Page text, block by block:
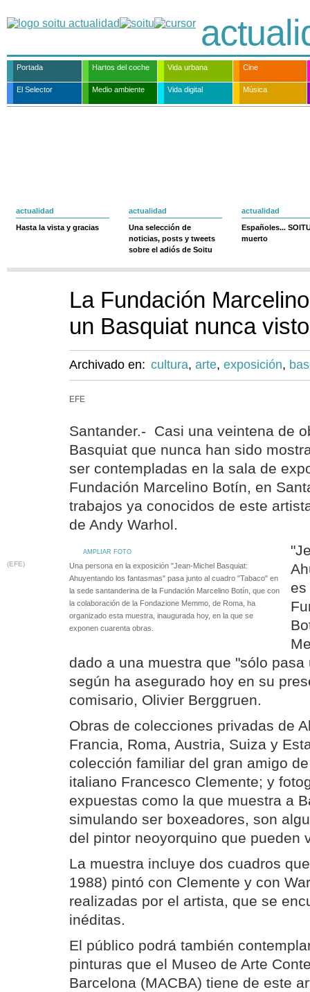
Portada Hartos del coche Vida urbana Cine
El Selector Medio ambiente Vida digital Música
actualidad
Hasta la vista y gracias
actualidad
Una selección de
noticias, posts y tweets
sobre el adiós de Soitu
actualidad
Españoles...
muerto
La Fundación
un Basquiat nunca visto
Archivado en: cultura, arte, exposición,
EFE
Santander.- Casi una veintena de
Basquiat que nunca han sido
ser contempladas en la sala de
Fundación Marcelino Botín, en
trabajos ya conocidos de este
de Andy Warhol.
AMPLIAR FOTO
(EFE)
Una persona en la exposición "Jean-Michel Basquiat:
Ahuyentando los fantasmas" pasa junto al cuadro "Tabaco" en
la sede santanderina de la Fundación Marcelino Botín, que con
la colaboración de la Fondazione Memmo, de Roma, ha
organizado esta muestra, inaugurada hoy, en la que se
exponen cuarenta obras.
dado a una muestra que "sólo
según ha asegurado hoy en su
comisario, Olivier Berggruen.
Obras de colecciones privadas de
Francia, Roma, Austria, Suiza y
colección familiar del gran amigo
italiano Francesco Clemente; y
expuestas como la que muestra a
simulando ser boxeadores, son
del pintor neoyorquino que pueden
La muestra incluye dos cuadros
1988) pintó con Clemente y con
realizadas por el artista, que se
inéditas.
El público podrá también
pinturas que el Museo de Arte
Barcelona (MACBA) tiene de este